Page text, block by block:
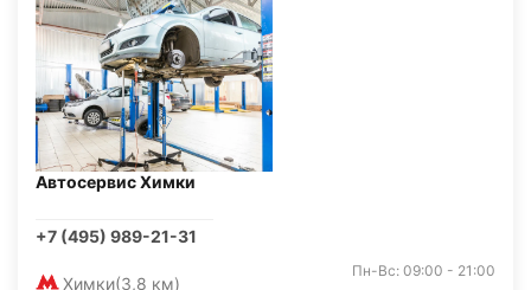
Автосервис Химки
+7 (495) 989-21-31
Химки(3,8 км)
Пн-Вс: 09:00 - 21:00